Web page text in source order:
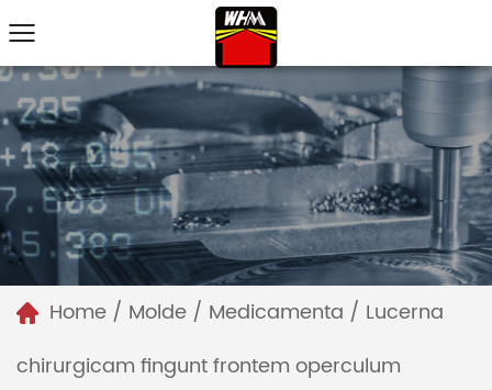
Home / Molde / Medicamenta / Lucerna
chirurgicam fingunt frontem operculum